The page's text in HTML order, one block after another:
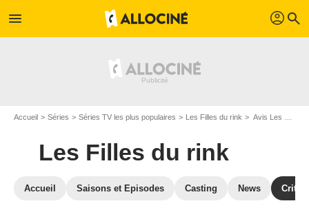
menu profil search
Accueil Séries Séries TV les plus populaires Les Filles du rink Avis Les Filles du rink
Les Filles du rink
Accueil Saisons et Episodes Casting News